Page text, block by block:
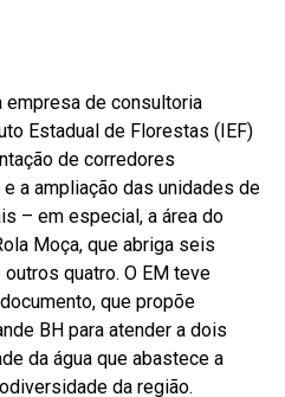
empresa de consultoria
Estadual de Florestas (IEF)
de corredores
a ampliação das unidades de
– em especial, a área do
Moça, que abriga seis
quatro. O EM teve
que propõe
BH para atender a dois
da água que abastece a
da região.